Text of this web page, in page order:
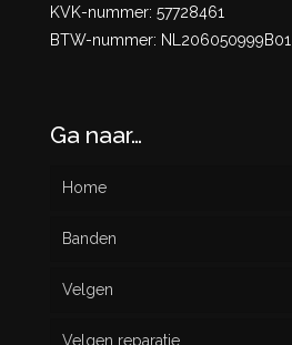
KVK-nummer: 57728461
BTW-nummer: NL206050999B01
Ga naar…
Home
Banden
Nieuw
Gebruikt
Velgen
Velgen reparatie